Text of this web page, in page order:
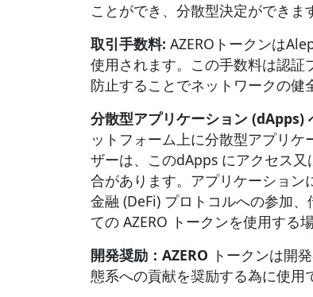
ことができ、分散型決定ができま
取引手数料: AZEROトークンは
使用されます。この手数料は認証
防止することでネットワークの健
分散型アプリケーション (dApps)
ットフォーム上に分散型アプリ
ザーは、このdApps にアクセス
合があります。アプリケーション
金融 (DeFi) プロトコルへの参加
ての AZERO トークンを使用する
開発奨励：AZERO トークンは開
態系への貢献を奨励する為に使用